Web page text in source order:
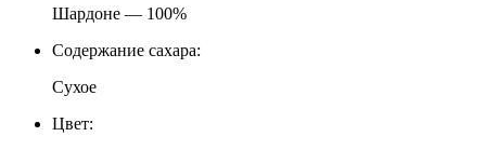
Шардоне — 100%
Содержание сахара:
Сухое
Цвет: